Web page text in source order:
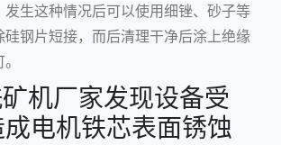
发生这种情况后可以使用细锉、砂子等
硅钢片短接，而后清理干净后涂上绝缘
机厂家发现设备受
电机铁芯表面锈蚀